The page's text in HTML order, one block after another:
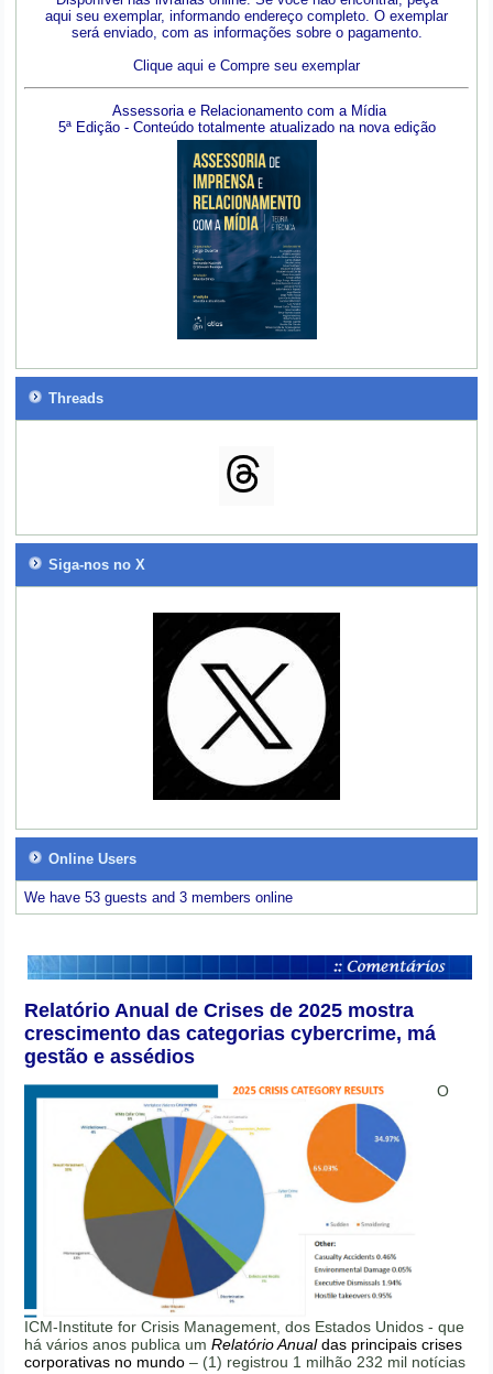
aqui seu exemplar, informando endereço completo. O exemplar
será enviado, com as informações sobre o pagamento.
Clique aqui e Compre seu exemplar
Assessoria e Relacionamento com a Mídia
5ª Edição - Conteúdo totalmente atualizado na nova edição
Threads
Siga-nos no X
Online Users
We have 53 guests and 3 members online
Relatório Anual de Crises de 2025 mostra
crescimento das categorias cybercrime, má
gestão e assédios
O
ICM-Institute for Crisis Management, dos Estados Unidos - que
há vários anos publica umRelatório Anualdas principais crises
corporativas no mundo – (1) registrou 1 milhão 232 mil notícias